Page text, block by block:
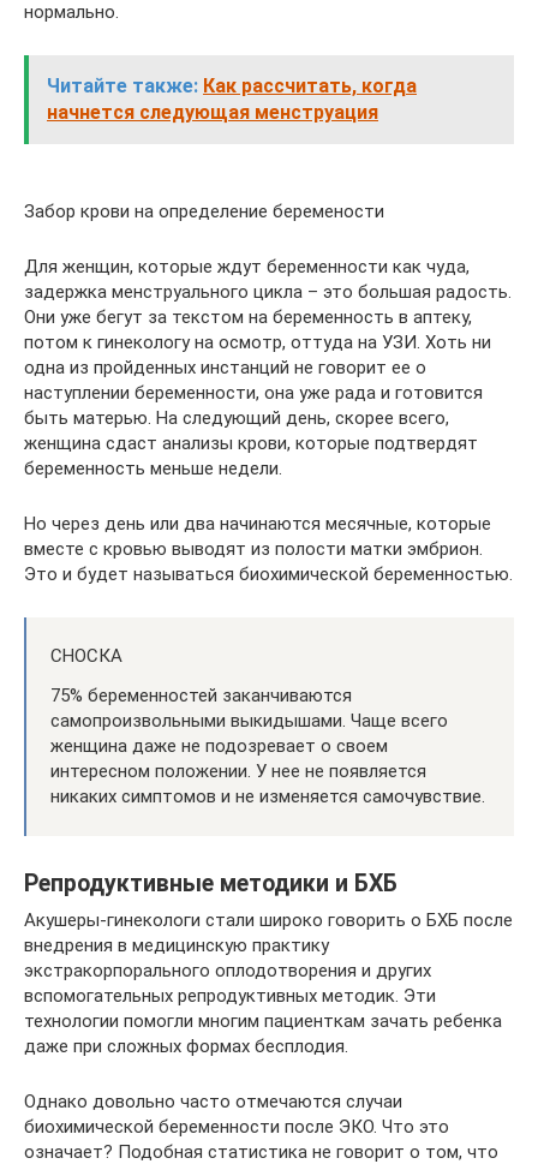
нормально.
Читайте также: Как рассчитать, когда
начнется следующая менструация
Забор крови на определение беремености
Для женщин, которые ждут беременности как чуда,
задержка менструального цикла – это большая радость.
Они уже бегут за текстом на беременность в аптеку,
потом к гинекологу на осмотр, оттуда на УЗИ. Хоть ни
одна из пройденных инстанций не говорит ее о
наступлении беременности, она уже рада и готовится
быть матерью. На следующий день, скорее всего,
женщина сдаст анализы крови, которые подтвердят
беременность меньше недели.
Но через день или два начинаются месячные, которые
вместе с кровью выводят из полости матки эмбрион.
Это и будет называться биохимической беременностью.
СНОСКА
75% беременностей заканчиваются
самопроизвольными выкидышами. Чаще всего
женщина даже не подозревает о своем
интересном положении. У нее не появляется
никаких симптомов и не изменяется самочувствие.
Репродуктивные методики и БХБ
Акушеры-гинекологи стали широко говорить о БХБ после
внедрения в медицинскую практику
экстракорпорального оплодотворения и других
вспомогательных репродуктивных методик. Эти
технологии помогли многим пациенткам зачать ребенка
даже при сложных формах бесплодия.
Однако довольно часто отмечаются случаи
биохимической беременности после ЭКО. Что это
означает? Подобная статистика не говорит о том, что